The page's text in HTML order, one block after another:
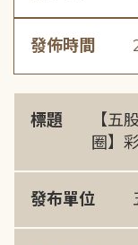
發佈時間
標題
【五
圈】
發布單位